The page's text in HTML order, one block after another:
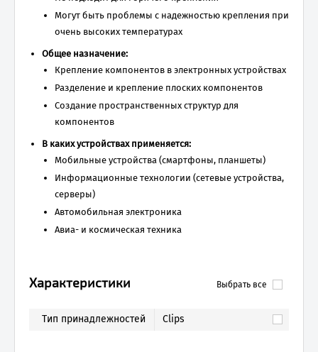
Выбрать все
Характеристики
Тип принадлежностей Clips
Могут быть проблемы с надежностью крепления при
очень высоких температурах
Общее назначение:
Крепление компонентов в электронных устройствах
Разделение и крепление плоских компонентов
Создание пространственных структур для
компонентов
В каких устройствах применяется:
Мобильные устройства (смартфоны, планшеты)
Информационные технологии (сетевые устройства,
серверы)
Автомобильная электроника
Авиа- и космическая техника